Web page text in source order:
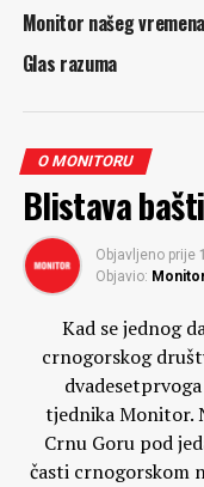
Monitor našeg vremena
Glas razuma
O MONITORU
Blistava
Objavljeno prije
Objavio:
Kad se jednog
crnogorskog
tjednika Monitor.
Crnu Goru pod
časti crnogorskom